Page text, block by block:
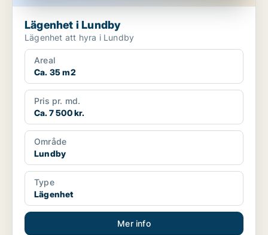
Lägenhet i Lundby
Lägenhet att hyra i Lundby
Areal
Ca. 35 m2
Pris pr. md.
Ca. 7 500 kr.
Område
Lundby
Type
Lägenhet
Mer info